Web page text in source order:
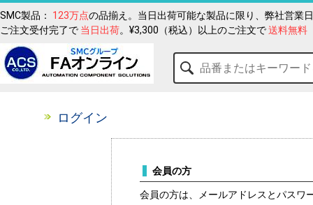
SMC製品： 123万点の品揃え。当日出荷可能な製品に限り、弊社営業
ご注文受付完了で 当日出荷。¥3,300（税込）以上のご注文で送料無料
ログイン
会員の方
会員の方は、メールアドレスとパスワ